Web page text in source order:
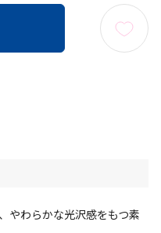
やわらかな光沢感をもつ素